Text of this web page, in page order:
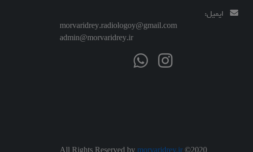
ایمیل:
morvaridrey.radiologoy@gmail.com
admin@morvaridrey.ir
All Rights Reserved by morvaridrey.ir ©2020